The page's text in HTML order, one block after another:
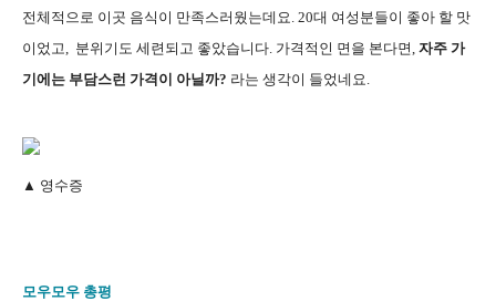
전체적으로 이곳 음식이 만족스러웠는데요. 20대 여성분들이 좋아 할 맛
이었고, 분위기도 세련되고 좋았습니다. 가격적인 면을 본다면, 자주 가
기에는 부담스런 가격이 아닐까? 라는 생각이 들었네요.
▲ 영수증
모우모우 총평